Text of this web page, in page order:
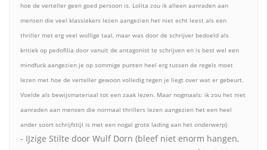
hoe de verteller geen goed persoon is. Lolita zou ik alleen aanraden aan
mensen die veel klassiekers lezen aangezien het niet echt leest als een
thriller met erg veel wollige taal, maar was door de schrijver bedoeld als
kritiek op pedofilia door vanuit de antagonist te schrijven en is best wel een
mindfuck aangezien je op sommige punten heel erg tussen de regels moet
lezen met hoe de verteller gewoon volledig tegen je liegt over wat er gebeurt.
Voelde als bewijsmateriaal tot een zaak lezen. Maar nogmaals: ik zou het niet
aanraden aan mensen die normaal thrillers lezen aangezien het een heel
ander soort schrijfstijl is met een nogal grote lading aan het onderwerp)
- IJzige Stilte door Wulf Dorn (bleef niet enorm hangen,